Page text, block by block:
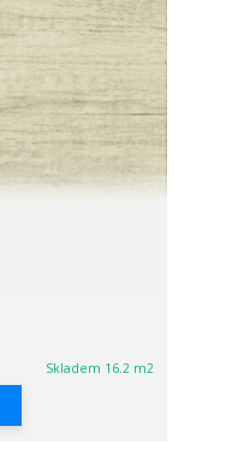
Skladem 16.2 m2